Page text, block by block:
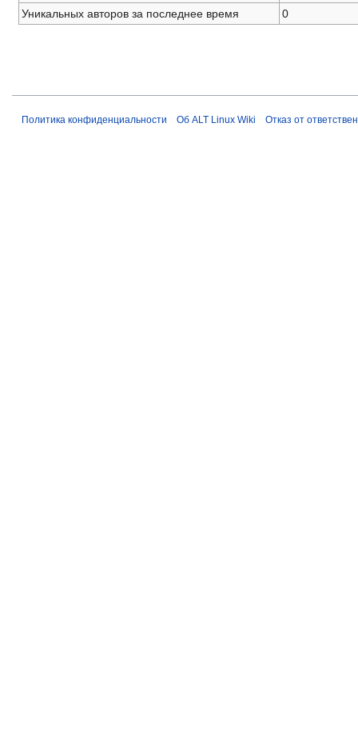
Уникальных авторов за последнее время
0
Политика конфиденциальности Об ALT Linux Wiki Отказ от